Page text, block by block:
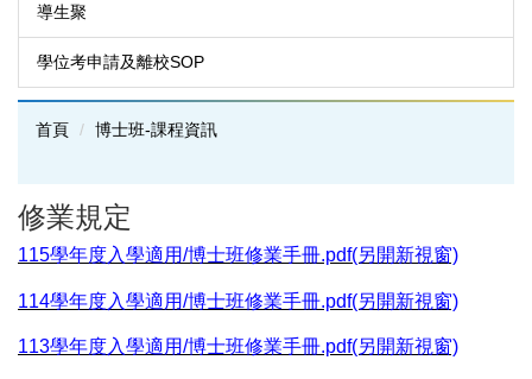
導生聚
學位考申請及離校SOP
首頁 博士班-課程資訊
修業規定
115學年度入學適用/博士班修業手冊.pdf(另開新視窗)
114學年度入學適用/博士班修業手冊.pdf(另開新視窗)
113學年度入學適用/博士班修業手冊.pdf(另開新視窗)